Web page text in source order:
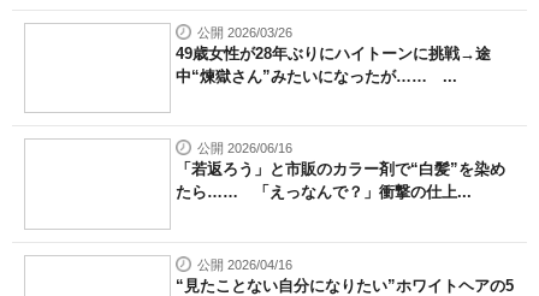
公開 2026/03/26
49歳女性が28年ぶりにハイトーンに挑戦→途
中“煉獄さん”みたいになったが…… ...
公開 2026/06/16
「若返ろう」と市販のカラー剤で“白髪”を染め
たら…… 「えっなんで？」衝撃の仕上...
公開 2026/04/16
“見たことない自分になりたい”ホワイトヘアの5